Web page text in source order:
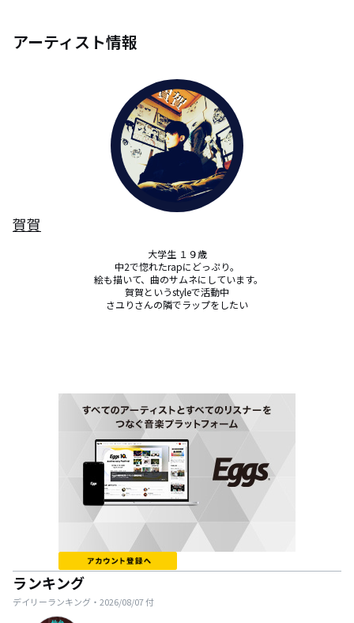
アーティスト情報
賀賀
大学生 １９歳
中2で惚れたrapにどっぷり。
賀賀というstyleで活動中
さユりさんの隣でラップをしたい
ランキング
デイリーランキング・ 2026/08/07付